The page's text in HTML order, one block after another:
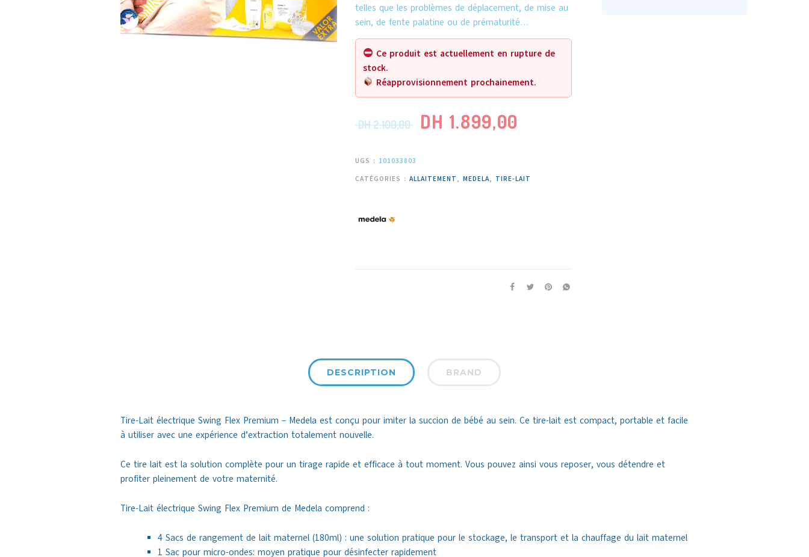
telles que les problèmes de déplacement, de mise au
sein, de fente palatine ou de prématurité…
Ce produit est actuellement en rupture de
stock.
Réapprovisionnement prochainement.
DH2.100,00 DH 1.899,00
UGS : 101033803
CATÉGORIES : ALLAITEMENT , MEDELA, TIRE-LAIT
DESCRIPTION BRAND
Tire-Lait électrique Swing Flex Premium – Medela est conçu pour imiter la succion de bébé au sein. Ce tire-lait est compact, portable et facile
à utiliser avec une expérience d’extraction totalement nouvelle.
Ce tire lait est la solution complète pour un tirage rapide et efficace à tout moment. Vous pouvez ainsi vous reposer, vous détendre et
profiter pleinement de votre maternité.
Tire-Lait électrique Swing Flex Premium de Medela comprend :
4 Sacs de rangement de lait maternel (180ml) : une solution pratique pour le stockage, le transport et la chauffage du lait maternel
1 Sac pour micro-ondes: moyen pratique pour désinfecter rapidement